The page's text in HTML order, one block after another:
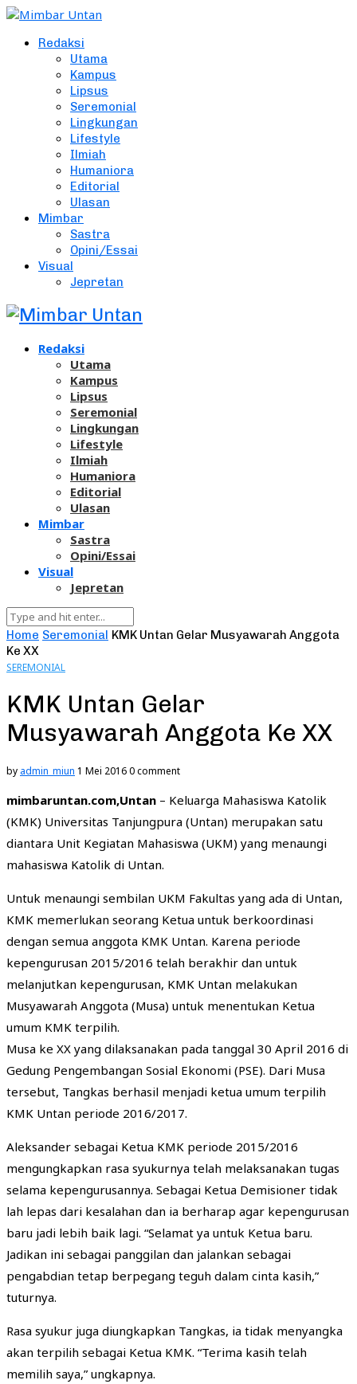
Redaksi
Utama
Kampus
Lipsus
Seremonial
Lingkungan
Lifestyle
Ilmiah
Humaniora
Editorial
Ulasan
Mimbar
Sastra
Opini/Essai
Visual
Jepretan
Redaksi
Utama
Kampus
Lipsus
Seremonial
Lingkungan
Lifestyle
Ilmiah
Humaniora
Editorial
Ulasan
Mimbar
Sastra
Opini/Essai
Visual
Jepretan
Home Seremonial KMK Untan Gelar Musyawarah Anggota
Ke XX
SEREMONIAL
KMK Untan Gelar
Musyawarah Anggota Ke XX
by admin_miun 1 Mei 20160 comment
mimbaruntan.com,Untan – Keluarga Mahasiswa Katolik
(KMK) Universitas Tanjungpura (Untan) merupakan satu
diantara Unit Kegiatan Mahasiswa (UKM) yang menaungi
mahasiswa Katolik di Untan.
Untuk menaungi sembilan UKM Fakultas yang ada di Untan,
KMK memerlukan seorang Ketua untuk berkoordinasi
dengan semua anggota KMK Untan. Karena periode
kepengurusan 2015/2016 telah berakhir dan untuk
melanjutkan kepengurusan, KMK Untan melakukan
Musyawarah Anggota (Musa) untuk menentukan Ketua
umum KMK terpilih.
Musa ke XX yang dilaksanakan pada tanggal 30 April 2016 di
Gedung Pengembangan Sosial Ekonomi (PSE). Dari Musa
tersebut, Tangkas berhasil menjadi ketua umum terpilih
KMK Untan periode 2016/2017.
Aleksander sebagai Ketua KMK periode 2015/2016
mengungkapkan rasa syukurnya telah melaksanakan tugas
selama kepengurusannya. Sebagai Ketua Demisioner tidak
lah lepas dari kesalahan dan ia berharap agar kepengurusan
baru jadi lebih baik lagi. “Selamat ya untuk Ketua baru.
Jadikan ini sebagai panggilan dan jalankan sebagai
pengabdian tetap berpegang teguh dalam cinta kasih,”
tuturnya.
Rasa syukur juga diungkapkan Tangkas, ia tidak menyangka
akan terpilih sebagai Ketua KMK. “Terima kasih telah
memilih saya,” ungkapnya.